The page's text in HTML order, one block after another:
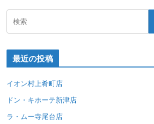
最近の投稿
イオン村上肴町店
ドン・キホーテ新津店
ラ・ムー寺尾台店